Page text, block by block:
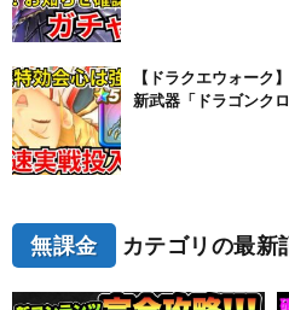
【ドラクエウォーク
新武器「ドラゴンク
無課金 カテゴリの最新